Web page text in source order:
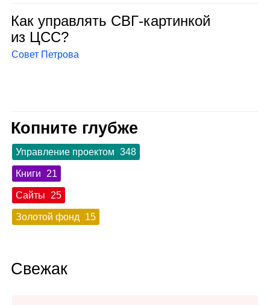
Как управ­лять СВГ‑кар­тин­кой
из ЦСС?
Совет Петрова
Копните глубже
Управление проектом 348
Книги 21
Сайты 25
Золотой фонд 15
Свежак